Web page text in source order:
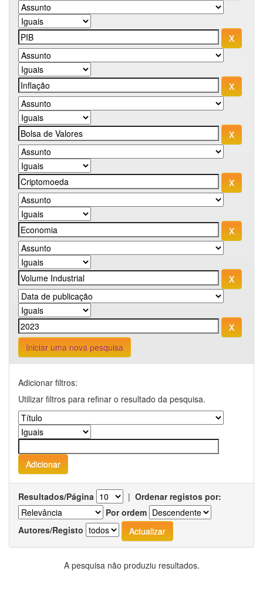
Iniciar uma nova pesquisa
Adicionar filtros:
Utilizar filtros para refinar o resultado da pesquisa.
Resultados/Página | Ordenar registos por:
Por ordem
Autores/Registo
A pesquisa não produziu resultados.